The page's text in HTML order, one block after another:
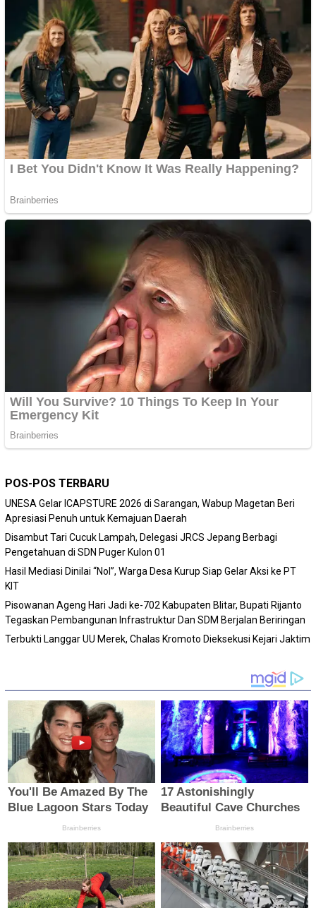
POS-POS TERBARU
‎UNESA Gelar ICAPSTURE 2026 di Sarangan, Wabup Magetan Beri
Apresiasi Penuh untuk Kemajuan Daerah
Disambut Tari Cucuk Lampah, Delegasi JRCS Jepang Berbagi
Pengetahuan di SDN Puger Kulon 01
Hasil Mediasi Dinilai “Nol”, Warga Desa Kurup Siap Gelar Aksi ke PT
KIT
Pisowanan Ageng Hari Jadi ke-702 Kabupaten Blitar, Bupati Rijanto
Tegaskan Pembangunan Infrastruktur Dan SDM Berjalan Beriringan
Terbukti Langgar UU Merek, Chalas Kromoto Dieksekusi Kejari Jaktim